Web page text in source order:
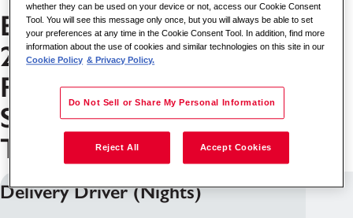
Empregos em WA 0852
2611 9277 Harga Paket
Pasang Moulding Tembok
Sukamulya Kabupaten
Tangerang
Delivery Driver (Nights)
whether they can be used on your device or not, access our Cookie Consent
Tool. You will see this message only once, but you will always be able to set
your preferences at any time in the Cookie Consent Tool. In addition, find more
information about the use of cookies and similar technologies on this site in our
Cookie Policy & Privacy Policy.
Do Not Sell or Share My Personal Information
Reject All Accept Cookies